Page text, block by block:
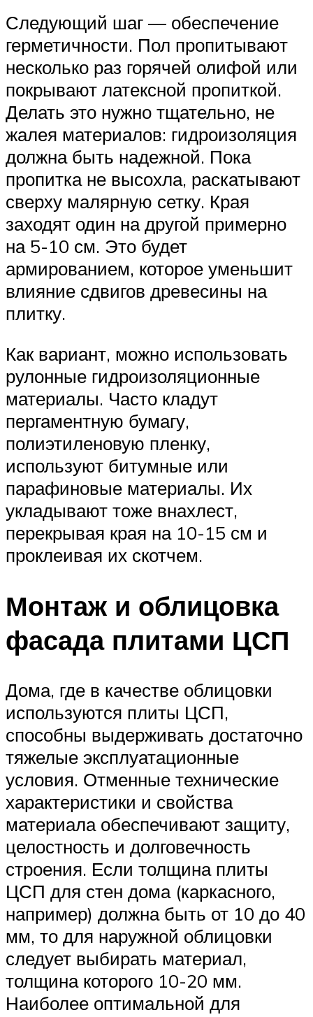
Следующий шаг — обеспечение
герметичности. Пол пропитывают
несколько раз горячей олифой или
покрывают латексной пропиткой.
Делать это нужно тщательно, не
жалея материалов: гидроизоляция
должна быть надежной. Пока
пропитка не высохла, раскатывают
сверху малярную сетку. Края
заходят один на другой примерно
на 5-10 см. Это будет
армированием, которое уменьшит
влияние сдвигов древесины на
плитку.
Как вариант, можно использовать
рулонные гидроизоляционные
материалы. Часто кладут
пергаментную бумагу,
полиэтиленовую пленку,
используют битумные или
парафиновые материалы. Их
укладывают тоже внахлест,
перекрывая края на 10-15 см и
проклеивая их скотчем.
Монтаж и облицовка
фасада плитами ЦСП
Дома, где в качестве облицовки
используются плиты ЦСП,
способны выдерживать достаточно
тяжелые эксплуатационные
условия. Отменные технические
характеристики и свойства
материала обеспечивают защиту,
целостность и долговечность
строения. Если толщина плиты
ЦСП для стен дома (каркасного,
например) должна быть от 10 до 40
мм, то для наружной облицовки
следует выбирать материал,
толщина которого 10-20 мм.
Наиболее оптимальной для